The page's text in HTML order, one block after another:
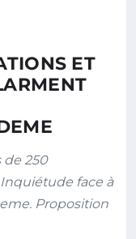
ET
de 250
face à
Proposition